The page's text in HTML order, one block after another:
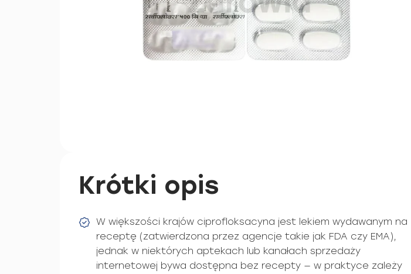
Krótki opis
W większości krajów ciprofloksacyna jest lekiem wydawanym na
receptę (zatwierdzona przez agencje takie jak FDA czy EMA),
jednak w niektórych aptekach lub kanałach sprzedaży
internetowej bywa dostępna bez recepty — w praktyce zależy